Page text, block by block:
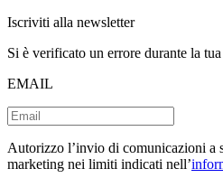
Iscriviti alla newsletter
Si è verificato un errore durante la
EMAIL
Autorizzo l’invio di comunicazioni a
marketing nei limiti indicati nell’